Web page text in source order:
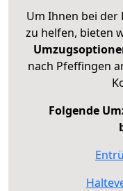
Um Ihnen bei der
zu helfen, bieten
nach Pfeffingen
Folgende